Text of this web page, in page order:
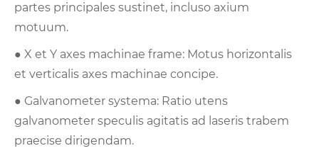
partes principales sustinet, incluso axium
motuum.
● X et Y axes machinae frame: Motus horizontalis
et verticalis axes machinae concipe.
● Galvanometer systema: Ratio utens
galvanometer speculis agitatis ad laseris trabem
praecise dirigendam.